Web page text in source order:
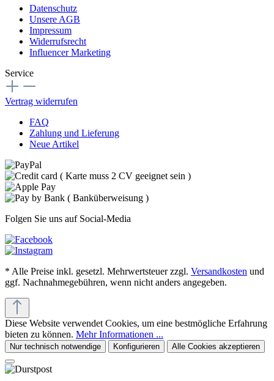
Datenschutz
Unsere AGB
Impressum
Widerrufsrecht
Influencer Marketing
Service
Vertrag widerrufen
FAQ
Zahlung und Lieferung
Neue Artikel
Folgen Sie uns auf Social-Media
* Alle Preise inkl. gesetzl. Mehrwertsteuer zzgl. Versandkosten und
ggf. Nachnahmegebühren, wenn nicht anders angegeben.
Diese Website verwendet Cookies, um eine bestmögliche Erfahrung
bieten zu können. Mehr Informationen ...
Nur technisch notwendige Konfigurieren Alle Cookies akzeptieren